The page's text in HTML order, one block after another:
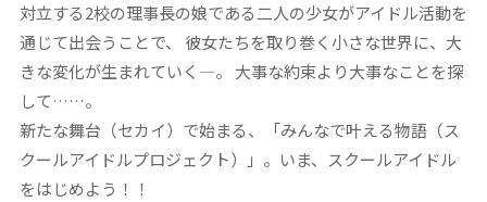
対立する2校の理事長の娘である二人の少女がアイドル活動を
通じて出会うことで、 彼女たちを取り巻く小さな世界に、大
きな変化が生まれていく―。 大事な約束より大事なことを探
して……。
新たな舞台（セカイ）で始まる、「みんなで叶える物語（ス
クールアイドルプロジェクト）」。いま、スクールアイドル
をはじめよう！！